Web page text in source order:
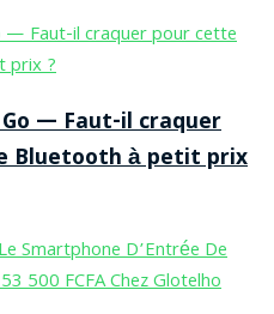
— Faut-il craquer
Bluetooth à petit prix